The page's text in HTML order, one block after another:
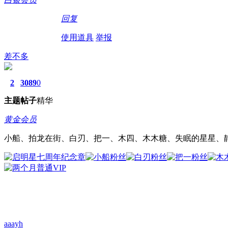
回复
使用道具 举报
差不多
2
主题
3089
帖子
0
精华
黄金会员
小船、拍龙在街、白刃、把一、木四、木木糖、失眠的星星、
aaayh